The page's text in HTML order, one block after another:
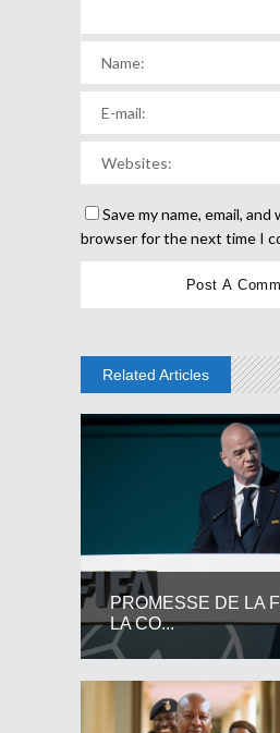
Save my name, email,
browser for the next time I
Related Articles
PROMESSE DE LA
LA CO...